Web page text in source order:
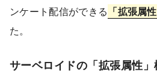
ンケート配信ができる 「拡張属
た。
サーベロイドの「拡張属性